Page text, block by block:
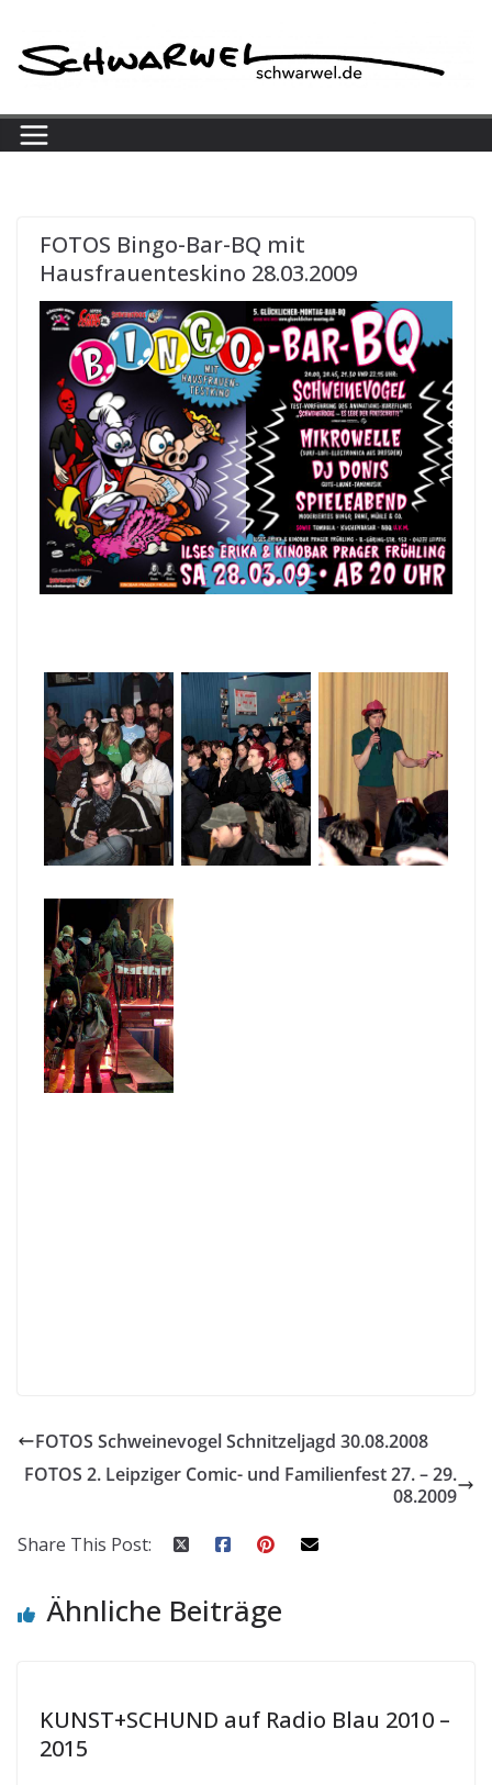
content
FOTOS Bingo-Bar-BQ mit
Hausfrauenteskino 28.03.2009
FOTOS Schweinevogel Schnitzeljagd 30.08.2008
FOTOS 2. Leipziger Comic- und Familienfest 27. – 29.
08.2009
Share This Post:
Ähnliche Beiträge
KUNST+SCHUND auf Radio Blau 2010 –
2015